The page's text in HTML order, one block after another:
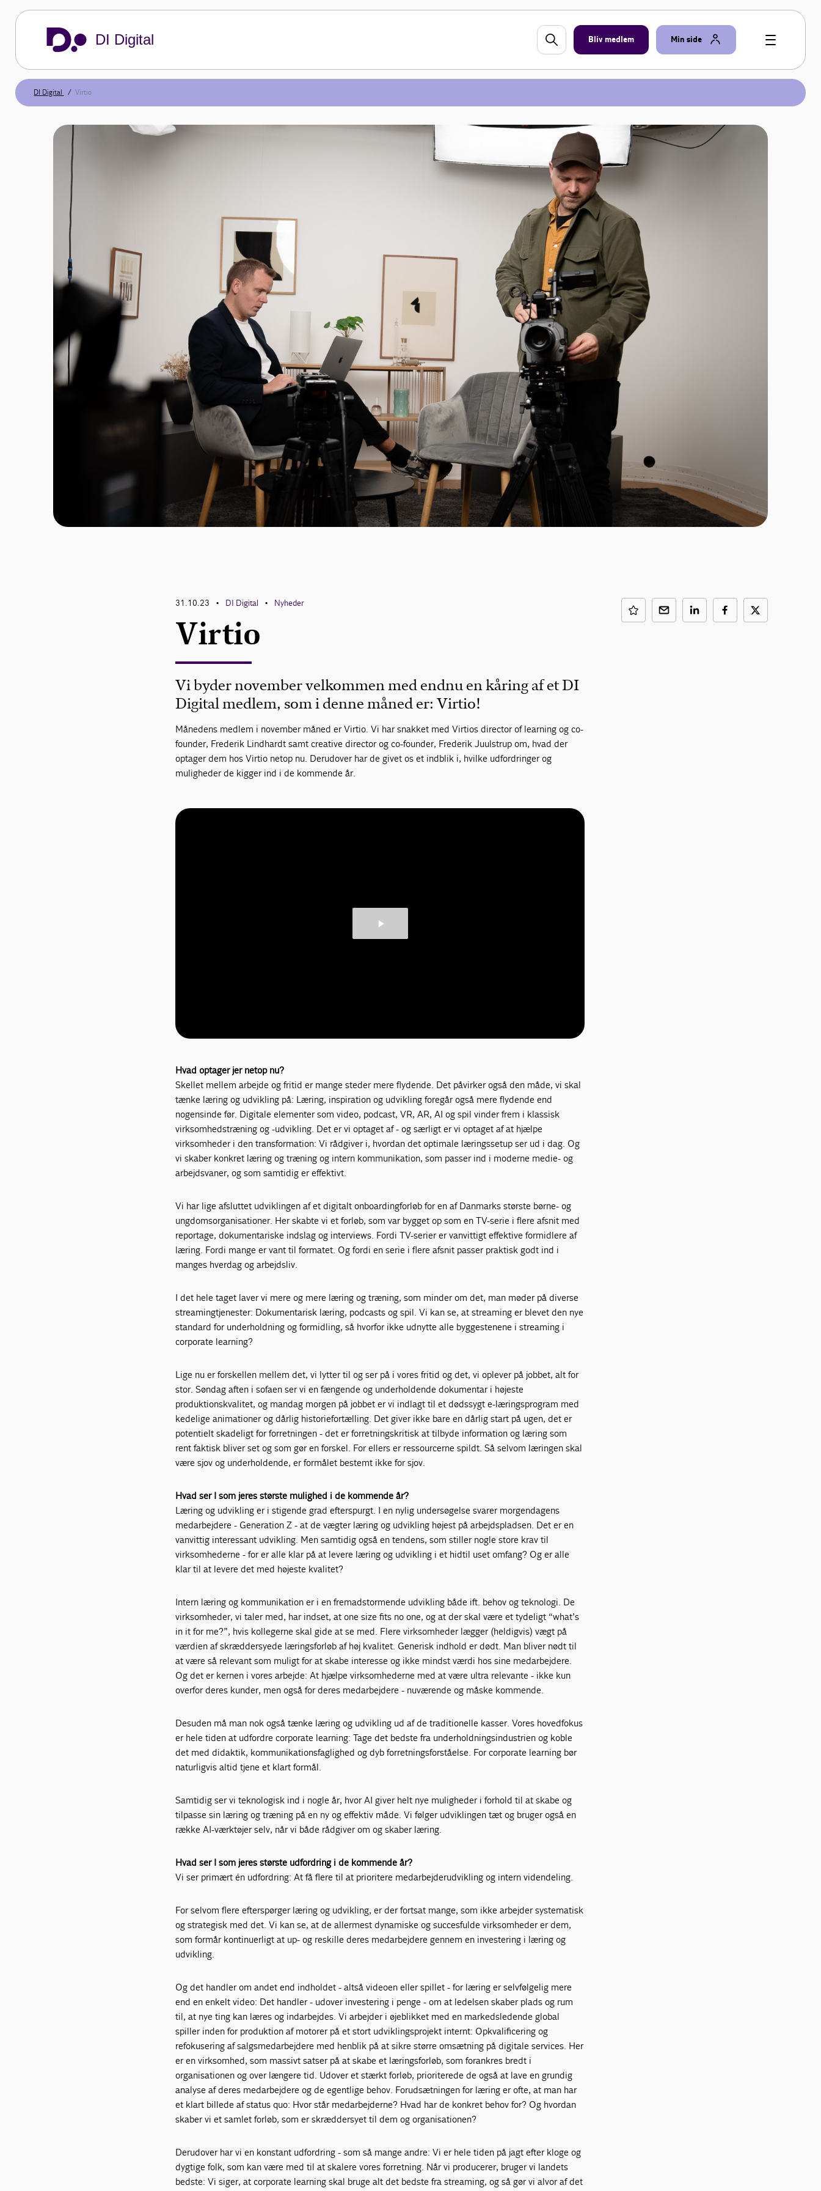
DI Digital Bliv medlem Min side
DI Digital Virtio
31.10.23 • DI Digital • Nyheder
Virtio
Vi byder november velkommen med endnu en kåring af et DI
Digital medlem, som i denne måned er: Virtio!
Månedens medlem i november måned er Virtio. Vi har snakket med Virtios director of learning og co-
founder, Frederik Lindhardt samt creative director og co-founder, Frederik Juulstrup om, hvad der
optager dem hos Virtio netop nu. Derudover har de givet os et indblik i, hvilke udfordringer og
muligheder de kigger ind i de kommende år.
Hvad optager jer netop nu?
Skellet mellem arbejde og fritid er mange steder mere flydende. Det påvirker også den måde, vi skal
tænke læring og udvikling på: Læring, inspiration og udvikling foregår også mere flydende end
nogensinde før. Digitale elementer som video, podcast, VR, AR, AI og spil vinder frem i klassisk
virksomhedstræning og -udvikling. Det er vi optaget af - og særligt er vi optaget af at hjælpe
virksomheder i den transformation: Vi rådgiver i, hvordan det optimale læringssetup ser ud i dag. Og
vi skaber konkret læring og træning og intern kommunikation, som passer ind i moderne medie- og
arbejdsvaner, og som samtidig er effektivt.
Vi har lige afsluttet udviklingen af et digitalt onboardingforløb for en af Danmarks største børne- og
ungdomsorganisationer. Her skabte vi et forløb, som var bygget op som en TV-serie i flere afsnit med
reportage, dokumentariske indslag og interviews. Fordi TV-serier er vanvittigt effektive formidlere af
læring. Fordi mange er vant til formatet. Og fordi en serie i flere afsnit passer praktisk godt ind i
manges hverdag og arbejdsliv.
I det hele taget laver vi mere og mere læring og træning, som minder om det, man møder på diverse
streamingtjenester: Dokumentarisk læring, podcasts og spil. Vi kan se, at streaming er blevet den nye
standard for underholdning og formidling, så hvorfor ikke udnytte alle byggestenene i streaming i
corporate learning?
Lige nu er forskellen mellem det, vi lytter til og ser på i vores fritid og det, vi oplever på jobbet, alt for
stor. Søndag aften i sofaen ser vi en fængende og underholdende dokumentar i højeste
produktionskvalitet, og mandag morgen på jobbet er vi indlagt til et dødssygt e-læringsprogram med
kedelige animationer og dårlig historiefortælling. Det giver ikke bare en dårlig start på ugen, det er
potentielt skadeligt for forretningen - det er forretningskritisk at tilbyde information og læring som
rent faktisk bliver set og som gør en forskel. For ellers er ressourcerne spildt. Så selvom læringen skal
være sjov og underholdende, er formålet bestemt ikke for sjov.
Hvad ser I som jeres største mulighed i de kommende år?
Læring og udvikling er i stigende grad efterspurgt. I en nylig undersøgelse svarer morgendagens
medarbejdere - Generation Z - at de vægter læring og udvikling højest på arbejdspladsen. Det er en
vanvittig interessant udvikling. Men samtidig også en tendens, som stiller nogle store krav til
virksomhederne - for er alle klar på at levere læring og udvikling i et hidtil uset omfang? Og er alle
klar til at levere det med højeste kvalitet?
Intern læring og kommunikation er i en fremadstormende udvikling både ift. behov og teknologi. De
virksomheder, vi taler med, har indset, at one size fits no one, og at der skal være et tydeligt “what’s
in it for me?”, hvis kollegerne skal gide at se med. Flere virksomheder lægger (heldigvis) vægt på
værdien af skræddersyede læringsforløb af høj kvalitet. Generisk indhold er dødt. Man bliver nødt til
at være så relevant som muligt for at skabe interesse og ikke mindst værdi hos sine medarbejdere.
Og det er kernen i vores arbejde: At hjælpe virksomhederne med at være ultra relevante - ikke kun
overfor deres kunder, men også for deres medarbejdere - nuværende og måske kommende.
Desuden må man nok også tænke læring og udvikling ud af de traditionelle kasser. Vores hovedfokus
er hele tiden at udfordre corporate learning: Tage det bedste fra underholdningsindustrien og koble
det med didaktik, kommunikationsfaglighed og dyb forretningsforståelse. For corporate learning bør
naturligvis altid tjene et klart formål.
Samtidig ser vi teknologisk ind i nogle år, hvor AI giver helt nye muligheder i forhold til at skabe og
tilpasse sin læring og træning på en ny og effektiv måde. Vi følger udviklingen tæt og bruger også en
række AI-værktøjer selv, når vi både rådgiver om og skaber læring.
Hvad ser I som jeres største udfordring i de kommende år?
Vi ser primært én udfordring: At få flere til at prioritere medarbejderudvikling og intern videndeling.
For selvom flere efterspørger læring og udvikling, er der fortsat mange, som ikke arbejder systematisk
og strategisk med det. Vi kan se, at de allermest dynamiske og succesfulde virksomheder er dem,
som formår kontinuerligt at up- og reskille deres medarbejdere gennem en investering i læring og
udvikling.
Og det handler om andet end indholdet - altså videoen eller spillet - for læring er selvfølgelig mere
end en enkelt video: Det handler - udover investering i penge - om at ledelsen skaber plads og rum
til, at nye ting kan læres og indarbejdes. Vi arbejder i øjeblikket med en markedsledende global
spiller inden for produktion af motorer på et stort udviklingsprojekt internt: Opkvalificering og
refokusering af salgsmedarbejdere med henblik på at sikre større omsætning på digitale services. Her
er en virksomhed, som massivt satser på at skabe et læringsforløb, som forankres bredt i
organisationen og over længere tid. Udover et stærkt forløb, prioriterede de også at lave en grundig
analyse af deres medarbejdere og de egentlige behov. Forudsætningen for læring er ofte, at man har
et klart billede af status quo: Hvor står medarbejderne? Hvad har de konkret behov for? Og hvordan
skaber vi et samlet forløb, som er skræddersyet til dem og organisationen?
Derudover har vi en konstant udfordring - som så mange andre: Vi er hele tiden på jagt efter kloge og
dygtige folk, som kan være med til at skalere vores forretning. Når vi producerer, bruger vi landets
bedste: Vi siger, at corporate learning skal bruge alt det bedste fra streaming, og så gør vi alvor af det